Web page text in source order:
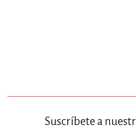
Suscríbete a